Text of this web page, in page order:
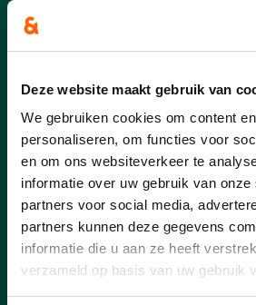
Deze website maakt gebruik van
We gebruiken cookies om content
personaliseren, om functies voor
en om ons websiteverkeer te
informatie over uw gebruik van onze
partners voor social media,
partners kunnen deze gegevens
informatie die u aan ze heeft
verzameld op basis van uw gebruik
Een warm
weekend vol
sfeer
Op 27 en 28 juni stond
in het teken van
en muziek.
Met de eerste editie van de
Braderie, de jaarlijkse
Zomerkriebels mochten we
wat mooie momenten